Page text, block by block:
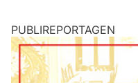
PUBLIREPORTAGEN